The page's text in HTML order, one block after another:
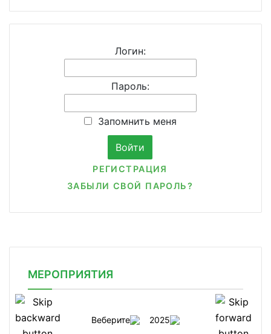
Логин:
Пароль:
Запомнить меня
РЕГИСТРАЦИЯ
ЗАБЫЛИ СВОЙ ПАРОЛЬ?
МЕРОПРИЯТИЯ
Веберите 2025